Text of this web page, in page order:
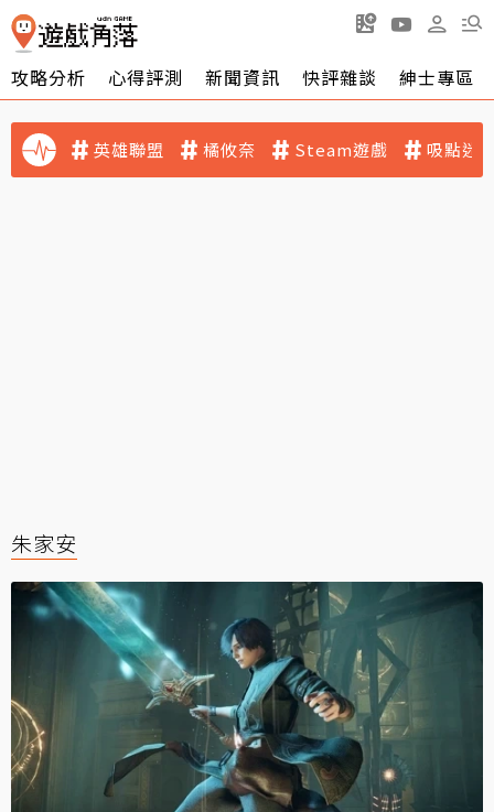
攻略分析 心得評測 新聞資訊 快評雜談 紳士專區
英雄聯盟 橘攸奈 Steam遊戲 吸點迷
朱家安